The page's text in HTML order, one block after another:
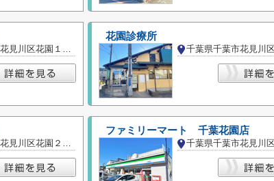
千葉県千葉市花見川区花園１丁目
花園診療所
千葉県千葉市花見川区花園２丁目
ファミリーマート 千葉花園店